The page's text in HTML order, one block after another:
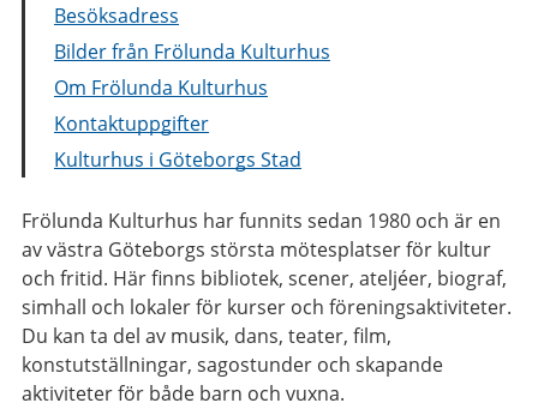
Besöksadress
Bilder från Frölunda Kulturhus
Om Frölunda Kulturhus
Kontaktuppgifter
Kulturhus i Göteborgs Stad
Frölunda Kulturhus har funnits sedan 1980 och är en
av västra Göteborgs största mötesplatser för kultur
och fritid. Här finns bibliotek, scener, ateljéer, biograf,
simhall och lokaler för kurser och föreningsaktiviteter.
Du kan ta del av musik, dans, teater, film,
konstutställningar, sagostunder och skapande
aktiviteter för både barn och vuxna.